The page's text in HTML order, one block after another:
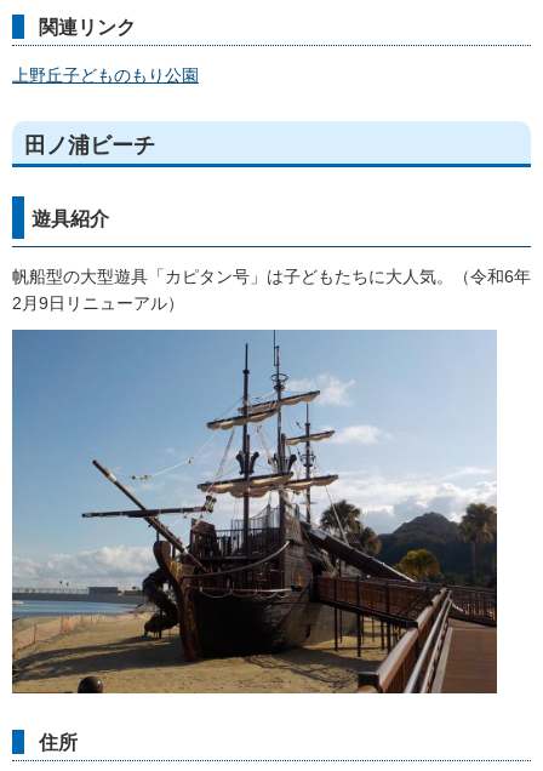
関連リンク
上野丘子どものもり公園
田ノ浦ビーチ
遊具紹介
帆船型の大型遊具「カピタン号」は子どもたちに大人気。（令和6年
2月9日リニューアル）
住所